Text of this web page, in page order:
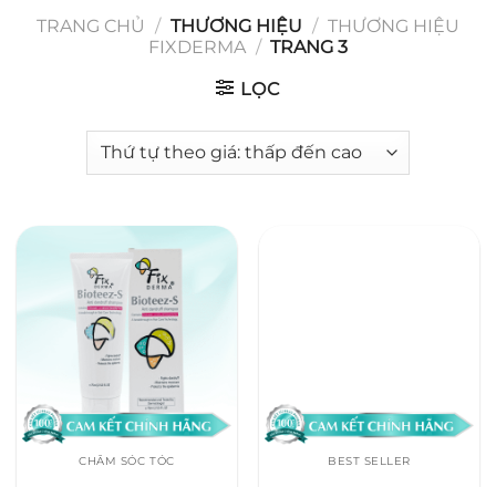
TRANG CHỦ / THƯƠNG HIỆU / THƯƠNG HIỆU
FIXDERMA / TRANG 3
LỌC
CHĂM SÓC TÓC BEST SELLER